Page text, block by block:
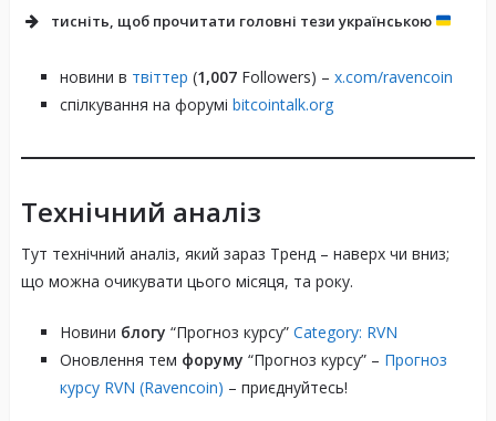
тисніть, щоб прочитати головні тези українською
новини в твіттер (1,007Followers) – x.com/ravencoin
спілкування на форумі bitcointalk.org
Технічний аналіз
Тут технічний аналіз, який зараз Тренд – наверх чи вниз;
що можна очикувати цього місяця, та року.
Новини блогу “Прогноз курсу” Category: RVN
Оновлення тем форуму “Прогноз курсу” – Прогноз
курсу RVN (Ravencoin) – приєднуйтесь!